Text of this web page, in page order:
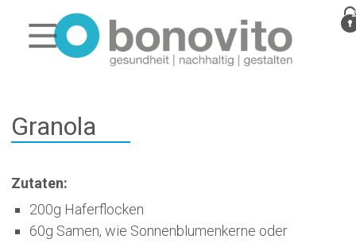
Granola
Zutaten:
200g Haferflocken
60g Samen, wie Sonnenblumenkerne oder